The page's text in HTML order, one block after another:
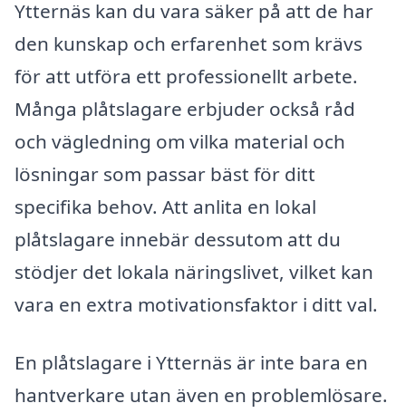
Ytternäs kan du vara säker på att de har
den kunskap och erfarenhet som krävs
för att utföra ett professionellt arbete.
Många plåtslagare erbjuder också råd
och vägledning om vilka material och
lösningar som passar bäst för ditt
specifika behov. Att anlita en lokal
plåtslagare innebär dessutom att du
stödjer det lokala näringslivet, vilket kan
vara en extra motivationsfaktor i ditt val.
En plåtslagare i Ytternäs är inte bara en
hantverkare utan även en problemlösare.